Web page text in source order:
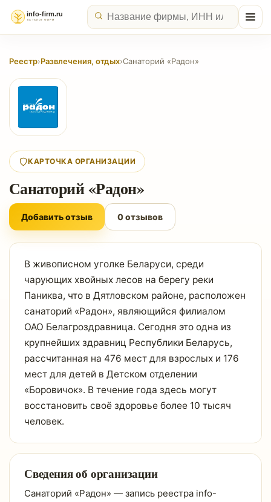
Реестр›Развлечения, отдых›Санаторий «Радон»
КАРТОЧКА ОРГАНИЗАЦИИ
Санаторий «Радон»
Добавить отзыв 0 отзывов
В живописном уголке Беларуси, среди
чарующих хвойных лесов на берегу реки
Паниква, что в Дятловском районе, расположен
санаторий «Радон», являющийся филиалом
ОАО Белагроздравница. Сегодня это одна из
крупнейших здравниц Республики Беларусь,
рассчитанная на 476 мест для взрослых и 176
мест для детей в Детском отделении
«Боровичок». В течение года здесь могут
восстановить своё здоровье более 10 тысяч
человек.
Сведения об организации
Санаторий «Радон» — запись реестра info-